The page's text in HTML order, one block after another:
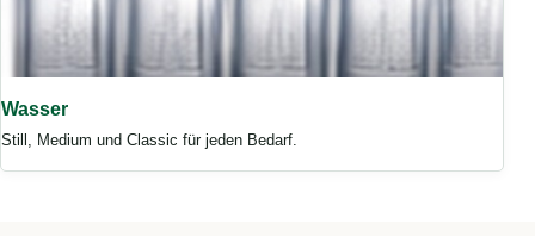
Wasser
Still, Medium und Classic für jeden Bedarf.